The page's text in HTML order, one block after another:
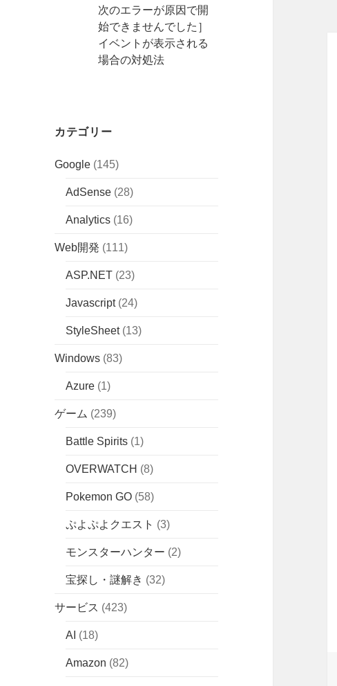
次のエラーが原因で開
始できませんでした］
イベントが表示される
場合の対処法
カテゴリー
Google (145)
AdSense (28)
Analytics (16)
Web開発 (111)
ASP.NET (23)
Javascript(24)
StyleSheet(13)
Windows (83)
Azure (1)
ゲーム (239)
Battle Spirits (1)
OVERWATCH (8)
Pokemon GO (58)
ぷよぷよクエスト (3)
モンスターハンター (2)
宝探し・謎解き (32)
サービス (423)
AI (18)
Amazon (82)